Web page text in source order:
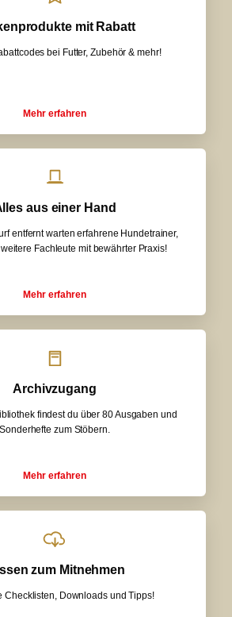
mit Rabatt
bei Futter, Zubehör & mehr!
Mehr erfahren
aus einer Hand
entfernt warten erfahrene Hundetrainer,
Fachleute mit bewährter Praxis!
Mehr erfahren
Archivzugang
findest du über 80 Ausgaben und
Sonderhefte zum Stöbern.
Mehr erfahren
zum Mitnehmen
Checklisten, Downloads und Tipps!